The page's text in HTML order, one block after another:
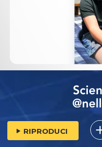
RIPRODUCI